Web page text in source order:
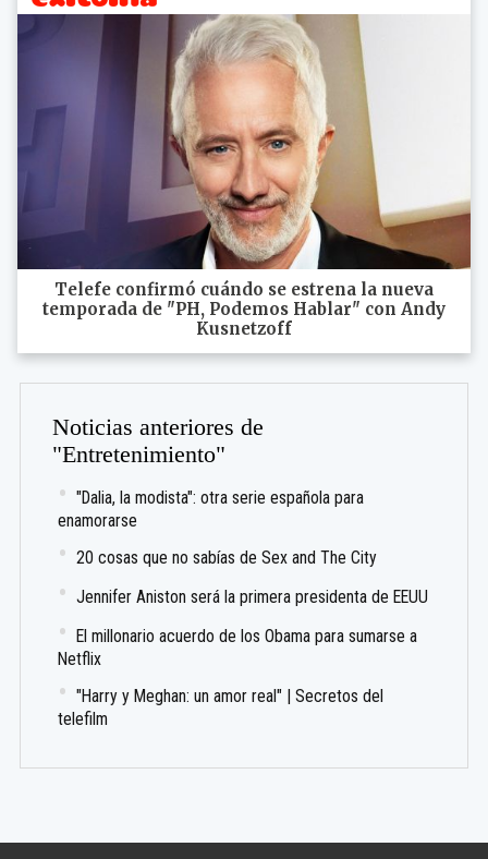
Telefe confirmó cuándo se estrena la nueva
temporada de "PH, Podemos Hablar" con Andy
Kusnetzoff
Noticias anteriores de
"Entretenimiento"
"Dalia, la modista": otra serie española para
enamorarse
20 cosas que no sabías de Sex and The City
Jennifer Aniston será la primera presidenta de EEUU
El millonario acuerdo de los Obama para sumarse a
Netflix
"Harry y Meghan: un amor real" | Secretos del
telefilm